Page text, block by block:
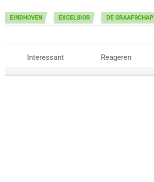
EINDHOVEN EXCELSIOR DE GRAAFSCHAP
Interessant Reageren